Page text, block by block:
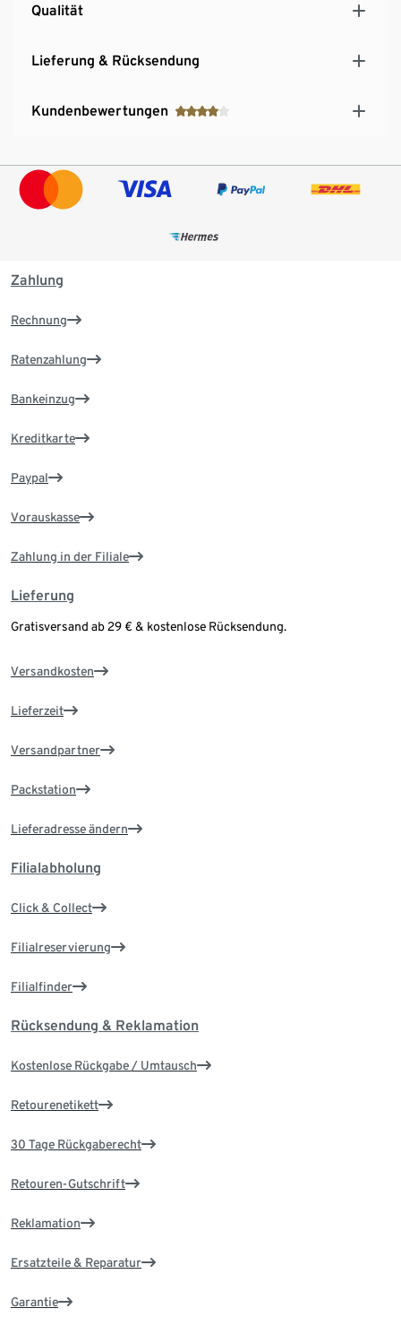
Qualität
Lieferung & Rücksendung
Kundenbewertungen
Zahlung
Rechnung
Ratenzahlung
Bankeinzug
Kreditkarte
Paypal
Vorauskasse
Zahlung in der Filiale
Lieferung
Gratisversand ab 29 € & kostenlose Rücksendung.
Versandkosten
Lieferzeit
Versandpartner
Packstation
Lieferadresse ändern
Filialabholung
Click & Collect
Filialreservierung
Filialfinder
Rücksendung & Reklamation
Kostenlose Rückgabe / Umtausch
Retourenetikett
30 Tage Rückgaberecht
Retouren-Gutschrift
Reklamation
Ersatzteile & Reparatur
Garantie